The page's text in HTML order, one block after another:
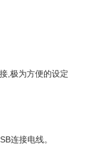
,极为方便的设定
连接电线。